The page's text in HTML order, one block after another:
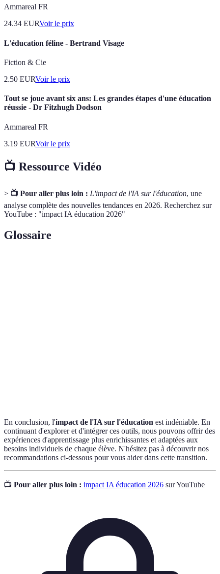
Ammareal FR
24.34 EURVoir le prix
L'éducation féline - Bertrand Visage
Fiction & Cie
2.50 EURVoir le prix
Tout se joue avant six ans: Les grandes étapes d'une éducation
réussie - Dr Fitzhugh Dodson
Ammareal FR
3.19 EURVoir le prix
📺 Ressource Vidéo
> 📺 Pour aller plus loin : L'impact de l'IA sur l'éducation, une
analyse complète des nouvelles tendances en 2026. Recherchez sur
YouTube : "impact IA éducation 2026"
Glossaire
En conclusion, l'impact de l'IA sur l'éducation est indéniable. En
continuant d'explorer et d'intégrer ces outils, nous pouvons offrir des
expériences d'apprentissage plus enrichissantes et adaptées aux
besoins individuels de chaque élève. N'hésitez pas à découvrir nos
recommandations ci-dessous pour vous aider dans cette transition.
📺 Pour aller plus loin : impact IA éducation 2026 sur YouTube